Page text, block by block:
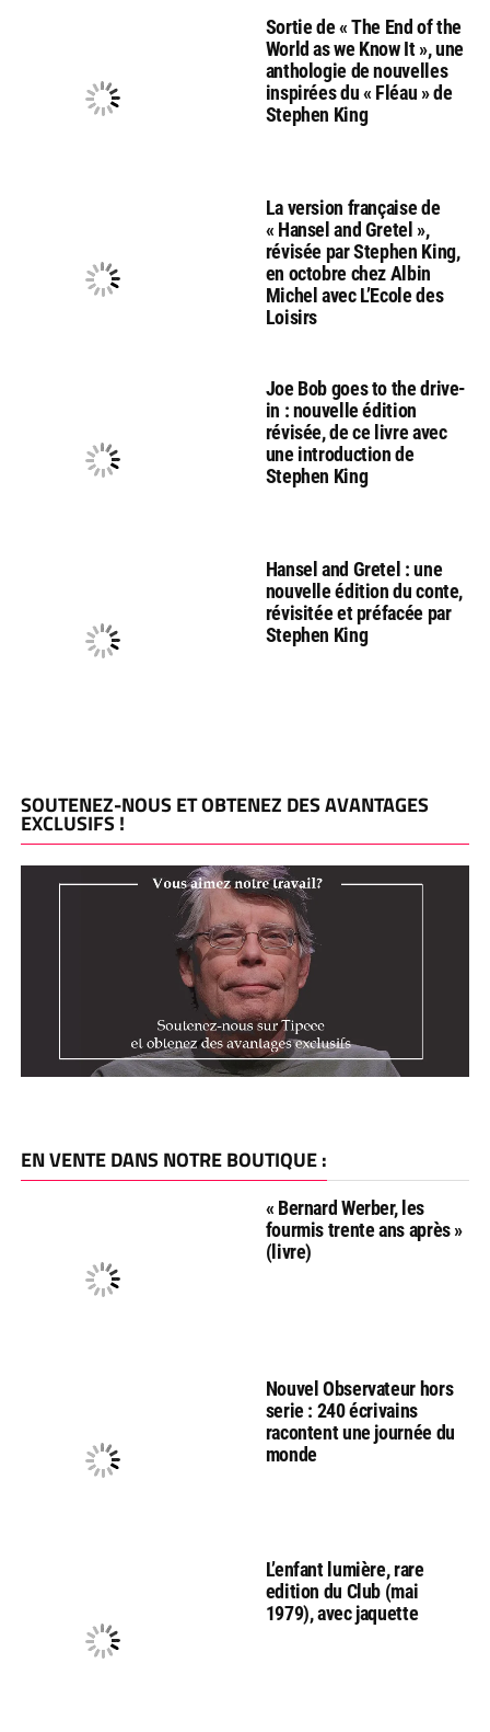
Sortie de « The End of the
World as we Know It », une
anthologie de nouvelles
inspirées du « Fléau » de
Stephen King
La version française de
« Hansel and Gretel »,
révisée par Stephen King,
en octobre chez Albin
Michel avec L’Ecole des
Loisirs
Joe Bob goes to the drive-
in : nouvelle édition
révisée, de ce livre avec
une introduction de
Stephen King
Hansel and Gretel : une
nouvelle édition du conte,
révisitée et préfacée par
Stephen King
SOUTENEZ-NOUS ET OBTENEZ DES AVANTAGES
EXCLUSIFS !
EN VENTE DANS NOTRE BOUTIQUE :
« Bernard Werber, les
fourmis trente ans après »
(livre)
Nouvel Observateur hors
serie : 240 écrivains
racontent une journée du
monde
L’enfant lumière, rare
edition du Club (mai
1979), avec jaquette